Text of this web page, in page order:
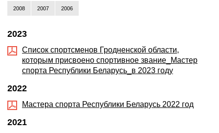
2008 2007 2006
2023
Список спортсменов Гродненской области,
которым присвоено спортивное звание_Мастер
спорта Республики Беларусь_в 2023 году
2022
Мастера спорта Республики Беларусь 2022 год
2021